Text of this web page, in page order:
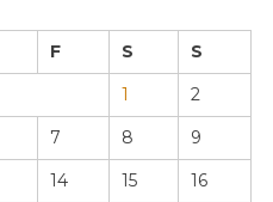
F S
S
1
2
7 8
9
14 15
16